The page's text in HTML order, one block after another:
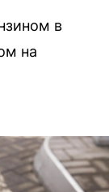
в
на